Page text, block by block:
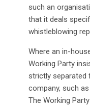
such an
that it deals
whistleblowing
Where an in-
Working Party
strictly
company, such
The Working